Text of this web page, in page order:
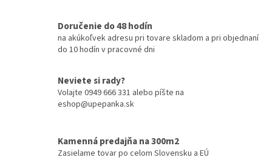
Doručenie do 48 hodín
na akúkoľvek adresu pri tovare skladom a pri objednaní
do 10 hodín v pracovné dni
Neviete si rady?
Volajte 0949 666 331 alebo píšte na
eshop@upepanka.sk
Kamenná predajňa na 300m2
Zasielame tovar po celom Slovensku a EÚ